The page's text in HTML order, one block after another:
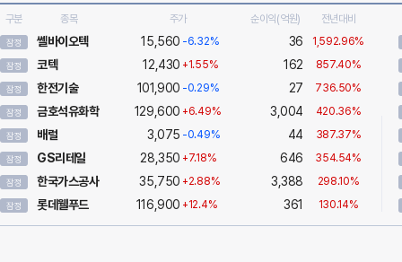
구분 종목 주가 순이익(억원) 전년대비
잠정 쎌바이오텍 15,560 -6.32% 36 1,592.96%
잠정 코텍 12,430 +1.55% 162 857.40%
잠정 한전기술 101,900 -0.29% 27 736.50%
잠정 금호석유화학 129,600 +6.49% 3,004 420.36%
잠정 배럴 3,075 -0.49% 44 387.37%
잠정 GS리테일 28,350 +7.18% 646 354.54%
잠정 한국가스공사 35,750 +2.88% 3,388 298.10%
잠정 롯데웰푸드 116,900 +12.4% 361 130.14%